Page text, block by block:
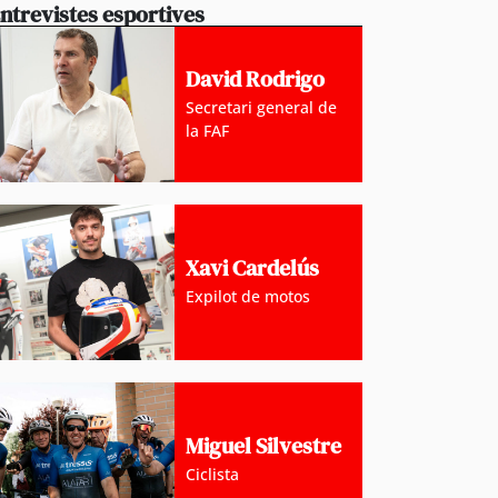
esportives
David Rodrigo
Secretari general de
la FAF
Xavi Cardelús
Expilot de motos
Miguel Silvestre
Ciclista